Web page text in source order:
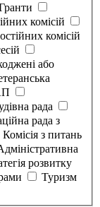
комісій
комісій
або
рада
рада з
Комісія з питань
розвитку
Туризм